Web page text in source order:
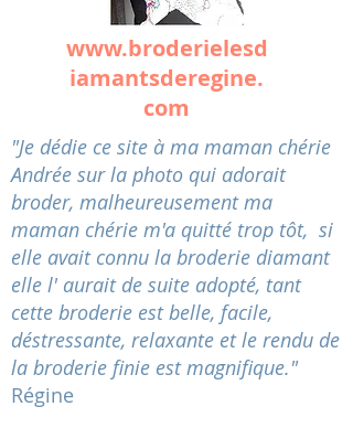
www.broderielesd
iamantsderegine.
com
"Je dédie ce site à ma maman chérie
Andrée sur la photo qui adorait
broder, malheureusement ma
maman chérie m'a quitté trop tôt, si
elle avait connu la broderie diamant
elle l' aurait de suite adopté, tant
cette broderie est belle, facile,
déstressante, relaxante et le rendu de
la broderie finie est magnifique."
Régine